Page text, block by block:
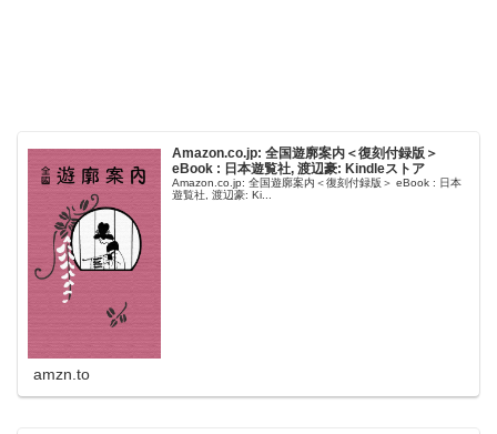
Amazon.co.jp: 全国遊廓案内＜復刻付録版＞
eBook : 日本遊覧社, 渡辺豪: Kindleストア
Amazon.co.jp: 全国遊廓案内＜復刻付録版＞ eBook : 日本
遊覧社, 渡辺豪: Ki...
amzn.to